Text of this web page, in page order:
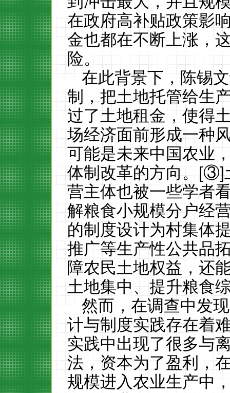
在政府高补贴政策影
金也都在不断上涨，
险。
在此背景下，陈锡
制，把土地托管给生
过了土地租金，使得
场经济面前形成一种
可能是未来中国农业
体制改革的方向。[③]
营主体也被一些学者
解粮食小规模分户经
的制度设计为村集体
推广等生产性公共品
障农民土地权益，还
土地集中、提升粮食
然而，在调查中发
计与制度实践存在着
实践中出现了很多与
法，资本为了盈利，
规模进入农业生产中